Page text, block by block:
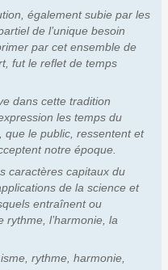
également subie par les
de l’unique besoin
par cet ensemble de
fut le reflet de temps
dans cette tradition
les temps du
que le public, ressentent et
notre époque.
caractères capitaux du
de la science et
entraînent ou
rythme, l’harmonie, la
rythme, harmonie,